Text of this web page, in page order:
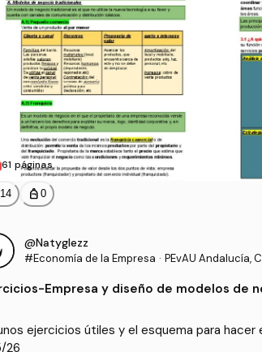
61 páginas
14 personal_bag 0
@Natyglezz
#Economía de la Empresa · PEvAU Andalucía,
-Empresa y diseño de modelos de
ejercicios útiles y el esquema para hacer